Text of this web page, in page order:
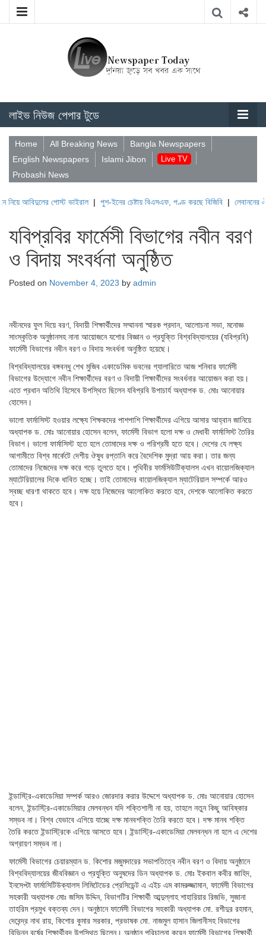
লাইভ নিউজ পেপার টুডে
Home All Breaking News
Bangla Newspapers
English Newspapers
Islami Jibon Live TV
Probashi News
পোস্ট ভাইরাল| পুশ-ইনের চেষ্টায় বিএসএফ, পণ্ড করছে বিজিবি|লেবাননের ঐতিহাসিক
যবিপ্রবির ফার্মেসী বিভাগের নবীন বরণ
ও বিদায় সংবর্ধনা অনুষ্ঠিত
Posted on November 4, 2023 by admin
নবীনদের ফুল দিয়ে বরণ, বিদায়ী শিক্ষার্থীদের সম্মাননা স্মারক প্রদান, আলোচনা সভা, মনোজ্ঞ
সাংস্কৃতিক অনুষ্ঠানসহ নানা আয়োজনে যশোর বিজ্ঞান ও প্রযুক্তি বিশ্ববিদ্যালয়ের (যবিপ্রবি)
ফার্মেসী বিভাগের নবীন বরণ ও বিদায় সংবর্ধনা অনুষ্ঠিত হয়েছে।
বিশ্ববিদ্যালয়ের বঙ্গবন্ধু শেখ মুজিব একাডেমিক ভবনের গ্যালারিতে আজ শনিবার ফার্মেসী
বিভাগের উদ্যোগে নবীন শিক্ষার্থীদের বরণ ও বিদায়ী শিক্ষার্থীদের সংবর্ধনার আয়োজন করা হয়।
এতে প্রধান অতিথি হিসেবে উপস্থিত ছিলেন যবিপ্রবি উপাচার্য অধ্যাপক ড. মোঃ আনোয়ার
হোসেন।
ভালো ফার্মাসিস্ট হওয়ার লক্ষ্যে শিক্ষকদের পাশপাশি শিক্ষার্থীদের এগিয়ে আসার আহ্বান জানিয়ে
অধ্যাপক ড. মোঃ আনোয়ার হোসেন বলেন, ফার্মেসী বিভাগ হলো দক্ষ ও মেধাবী ফার্মাসিস্ট তৈরির
বিভাগ। ভালো ফার্মাসিস্ট হতে হলে তোমাদের দক্ষ ও পরিশ্রমী হতে হবে। দেশের যে লক্ষ্য
আগামীতে বিশ্ব মার্কেটে দেশীয় ঔষুধ রপ্তানি করে বৈদেশিক মুদ্রা আয় করা। তার জন্য
তোমাদের নিজেদের দক্ষ করে গড়ে তুলতে হবে। পৃথিবীর ফার্মসিউটিক্যালস এখন বায়োলজিক্যাল
ম্যাটেরিয়ালের দিকে ধাবিত হচ্ছে। তাই তোমাদের বায়োলজিক্যাল ম্যাটেরিয়াল সম্পর্কে আরও
স্বচ্ছ ধারণা থাকতে হবে। দক্ষ হয়ে নিজেদের আলোকিত করতে হবে, দেশকে আলোকিত করতে
হবে।
ইন্ডাস্ট্রি-একাডেমিয়া সম্পর্ক আরও জোরদার করার উদ্দেশে অধ্যাপক ড. মোঃ আনোয়ার হোসেন
বলেন, ইন্ডাস্ট্রি-একাডেমিয়ার মেলবন্ধন যদি শক্তিশালী না হয়, তাহলে নতুন কিছু আবিষ্কার
সম্ভব না। বিশ্ব যেভাবে এগিয়ে যাচ্ছে দক্ষ মানবশক্তি তৈরি করতে হবে। দক্ষ মানব শক্তি
তৈরি করতে ইন্ডাস্ট্রিকে এগিয়ে আসতে হবে। ইন্ডাস্ট্রি-একাডেমিয়া মেলবন্ধন না হলে এ দেশের
অগ্রায়ণ সম্ভব না।
ফার্মেসী বিভাগের চেয়ারম্যান ড. কিশোর মজুমদারের সভাপতিত্বে নবীন বরণ ও বিদায় অনুষ্ঠানে
বিশ্ববিদ্যালয়ের জীববিজ্ঞান ও প্রযুক্তি অনুষদের ডিন অধ্যাপক ড. মোঃ ইকবাল কবীর জাহিদ,
ইনসেপ্টা ফার্মাসিটিউক্যালস লিমিটেডের প্রেসিডেন্ট এ এইচ এম কামরুজ্জামান, ফার্মেসী বিভাগের
সহকারী অধ্যাপক মোঃ জসিম উদ্দিন, বিভাগটির শিক্ষার্থী আব্দুল্লাহ শাহারিয়ার রিজভি, সুজানা
তাহরিম প্রমুখ বক্তব্য দেন। অনুষ্ঠানে ফার্মেসী বিভাগের সহকারী অধ্যাপক মো. রশীদুর রহমান,
দেবেন্দ্র নাথ রায়, কিশোর কুমার সরকার, প্রভাষক মো. নাজমুল হাসান জিলানীসহ বিভাগের
বিভিন্ন বর্ষের শিক্ষার্থীবৃন্দ উপস্থিত ছিলেন। অনুষ্ঠান পরিচালনা করেন ফার্মেসী বিভাগের শিক্ষার্থী